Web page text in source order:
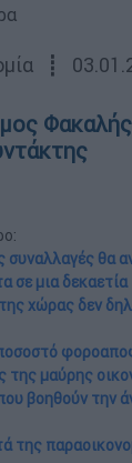
┋
Φακαλής
συναλλαγές θα
σε μια δεκαετία
χώρας δεν
της μαύρης
βοηθούν την
της